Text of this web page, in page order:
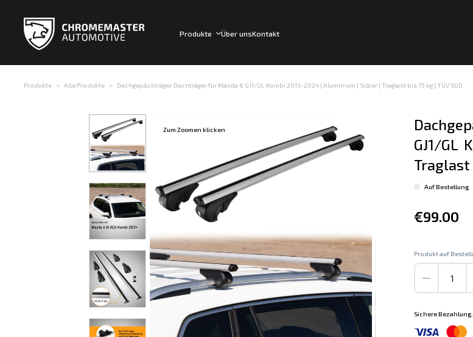
Produkte Über unsKontakt
Produkte Alle Produkte Dachgepäckträger Dachträger für Mazda 6 GJ1/GL Kombi 2013-2024 | Aluminium | Silber | Traglast bis 75 kg | TÜV SÜD
Zum Zoomen klicken
GJ1/GL
Traglast
Auf Bestellung
€99.00
Produkt auf
Sichere Bezahlung: